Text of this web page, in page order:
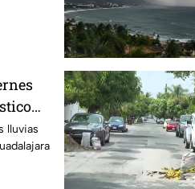
lluvias